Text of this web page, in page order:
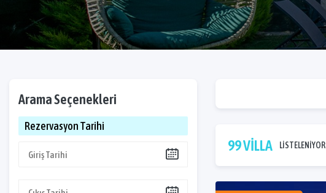
Arama Seçenekleri
Rezervasyon Tarihi
99 VİLLA LİSTELENİYOR